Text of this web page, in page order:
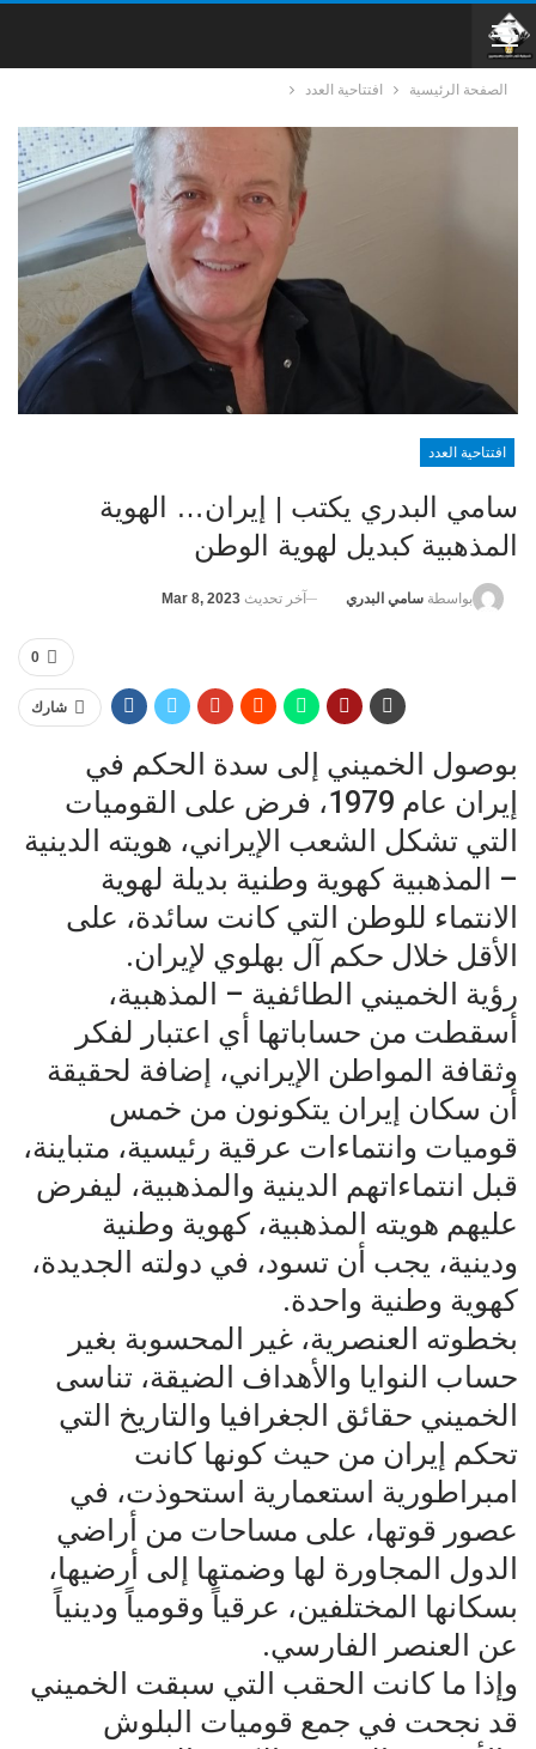
الصفحة الرئيسية افتتاحية العدد
افتتاحية العدد
سامي البدري يكتب | إيران… الهوية
المذهبية كبديل لهوية الوطن
بواسطة سامي البدري آخر تحديث Mar 8, 2023
0
شارك
بوصول الخميني إلى سدة الحكم في
إيران عام 1979، فرض على القوميات
التي تشكل الشعب الإيراني، هويته الدينية
– المذهبية كهوية وطنية بديلة لهوية
الانتماء للوطن التي كانت سائدة، على
الأقل خلال حكم آل بهلوي لإيران.
رؤية الخميني الطائفية – المذهبية،
أسقطت من حساباتها أي اعتبار لفكر
وثقافة المواطن الإيراني، إضافة لحقيقة
أن سكان إيران يتكونون من خمس
قوميات وانتماءات عرقية رئيسية، متباينة،
قبل انتماءاتهم الدينية والمذهبية، ليفرض
عليهم هويته المذهبية، كهوية وطنية
ودينية، يجب أن تسود، في دولته الجديدة،
كهوية وطنية واحدة.
بخطوته العنصرية، غير المحسوبة بغير
حساب النوايا والأهداف الضيقة، تناسى
الخميني حقائق الجغرافيا والتاريخ التي
تحكم إيران من حيث كونها كانت
امبراطورية استعمارية استحوذت، في
عصور قوتها، على مساحات من أراضي
الدول المجاورة لها وضمتها إلى أرضيها،
بسكانها المختلفين، عرقياً وقومياً ودينياً
عن العنصر الفارسي.
وإذا ما كانت الحقب التي سبقت الخميني
قد نجحت في جمع قوميات البلوش